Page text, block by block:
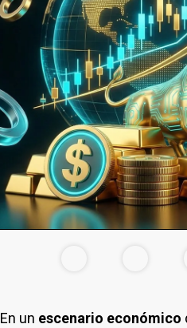
En un escenario económico